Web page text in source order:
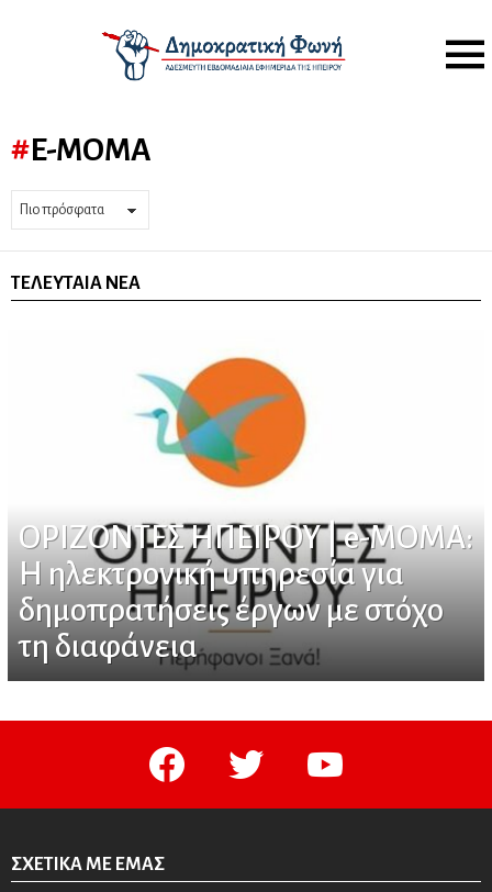
Menu
E-MOMA
ΤΕΛΕΥΤΑΊΑ ΝΈΑ
ΟΡΙΖΟΝΤΕΣ ΗΠΕΙΡΟΥ | e-MOMA:
Η ηλεκτρονική υπηρεσία για
δημοπρατήσεις έργων με στόχο
τη διαφάνεια
facebook twitter
ΣΧΕΤΙΚΆ ΜΕ ΕΜΆΣ